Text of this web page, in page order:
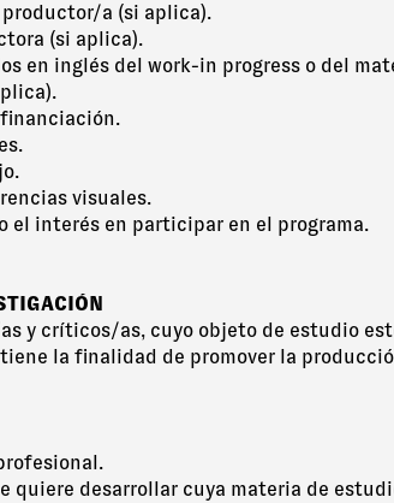
a (si aplica).
(si aplica).
en inglés del work-in progress o del
visuales.
el interés en participar en el programa.
y críticos/as, cuyo objeto de estudio
la finalidad de promover la
quiere desarrollar cuya materia de